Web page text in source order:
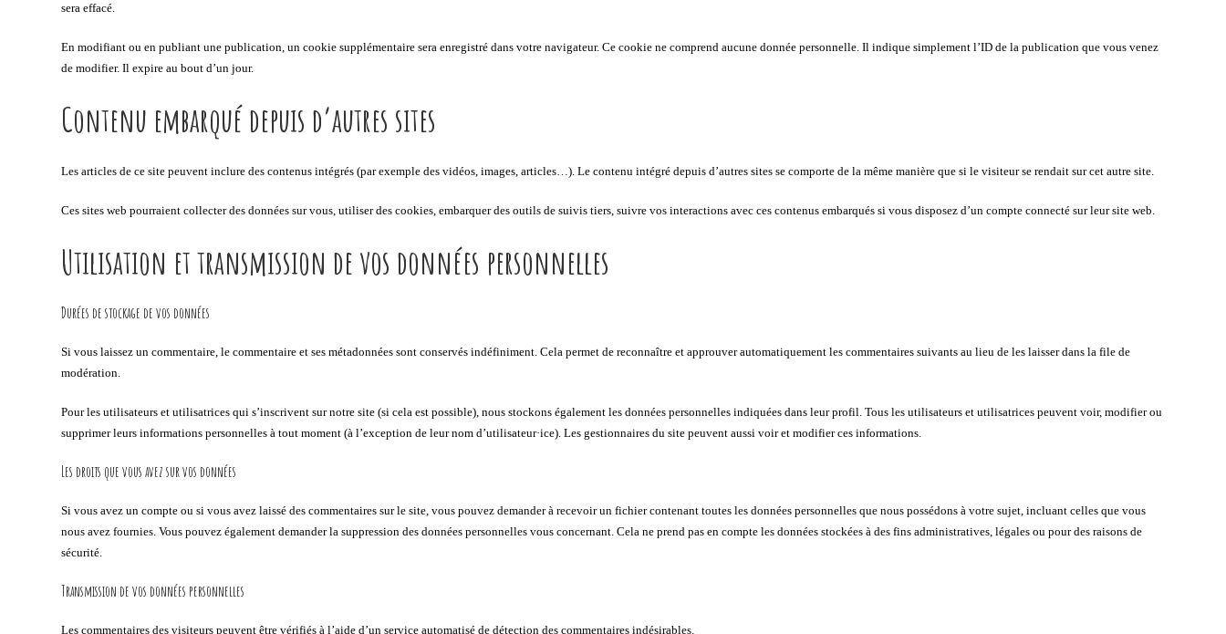
sera effacé.
En modifiant ou en publiant une publication, un cookie supplémentaire sera enregistré dans votre navigateur. Ce cookie ne comprend aucune donnée personnelle. Il indique simplement l’ID de la publication que vous venez
de modifier. Il expire au bout d’un jour.
Contenu embarqué depuis d’autres sites
Les articles de ce site peuvent inclure des contenus intégrés (par exemple des vidéos, images, articles…). Le contenu intégré depuis d’autres sites se comporte de la même manière que si le visiteur se rendait sur cet autre site.
Ces sites web pourraient collecter des données sur vous, utiliser des cookies, embarquer des outils de suivis tiers, suivre vos interactions avec ces contenus embarqués si vous disposez d’un compte connecté sur leur site web.
Utilisation et transmission de vos données personnelles
Durées de stockage de vos données
Si vous laissez un commentaire, le commentaire et ses métadonnées sont conservés indéfiniment. Cela permet de reconnaître et approuver automatiquement les commentaires suivants au lieu de les laisser dans la file de
modération.
Pour les utilisateurs et utilisatrices qui s’inscrivent sur notre site (si cela est possible), nous stockons également les données personnelles indiquées dans leur profil. Tous les utilisateurs et utilisatrices peuvent voir, modifier ou
supprimer leurs informations personnelles à tout moment (à l’exception de leur nom d’utilisateur·ice). Les gestionnaires du site peuvent aussi voir et modifier ces informations.
Les droits que vous avez sur vos données
Si vous avez un compte ou si vous avez laissé des commentaires sur le site, vous pouvez demander à recevoir un fichier contenant toutes les données personnelles que nous possédons à votre sujet, incluant celles que vous
nous avez fournies. Vous pouvez également demander la suppression des données personnelles vous concernant. Cela ne prend pas en compte les données stockées à des fins administratives, légales ou pour des raisons de
sécurité.
Transmission de vos données personnelles
Les commentaires des visiteurs peuvent être vérifiés à l’aide d’un service automatisé de détection des commentaires indésirables.